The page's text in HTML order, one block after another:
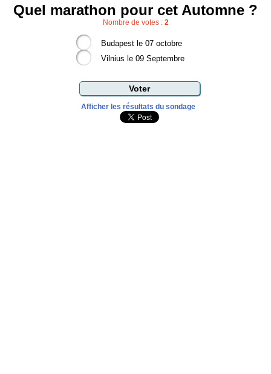
Quel marathon pour cet Automne ?
Nombre de votes : 2
Budapest le 07 octobre
Vilnius le 09 Septembre
Afficher les résultats du sondage